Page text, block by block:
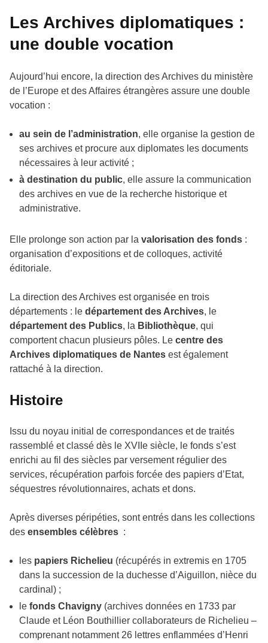
Les Archives diplomatiques :
une double vocation
Aujourd’hui encore, la direction des Archives du ministère
de l’Europe et des Affaires étrangères assure une double
vocation :
au sein de l’administration, elle organise la gestion de
ses archives et procure aux diplomates les documents
nécessaires à leur activité ;
à destination du public, elle assure la communication
des archives en vue de la recherche historique et
administrative.
Elle prolonge son action par la valorisation des fonds :
organisation d’expositions et de colloques, activité
éditoriale.
La direction des Archives est organisée en trois
départements : le département des Archives, le
département des Publics, la Bibliothèque, qui
comportent chacun plusieurs pôles. Le centre des
Archives diplomatiques de Nantes est également
rattaché à la direction.
Histoire
Issu du noyau initial de correspondances et de traités
rassemblé et classé dès le XVIIe siècle, le fonds s’est
enrichi au fil des siècles par versement régulier des
services, récupération parfois forcée des papiers d’Etat,
séquestres révolutionnaires, achats et dons.
Après diverses péripéties, sont entrés dans les collections
des ensembles célèbres :
les papiers Richelieu (récupérés in extremis en 1705
dans la succession de la duchesse d’Aiguillon, nièce du
cardinal) ;
le fonds Chavigny (archives données en 1733 par
Claude et Léon Bouthillier collaborateurs de Richelieu –
comprenant notamment 26 lettres enflammées d’Henri